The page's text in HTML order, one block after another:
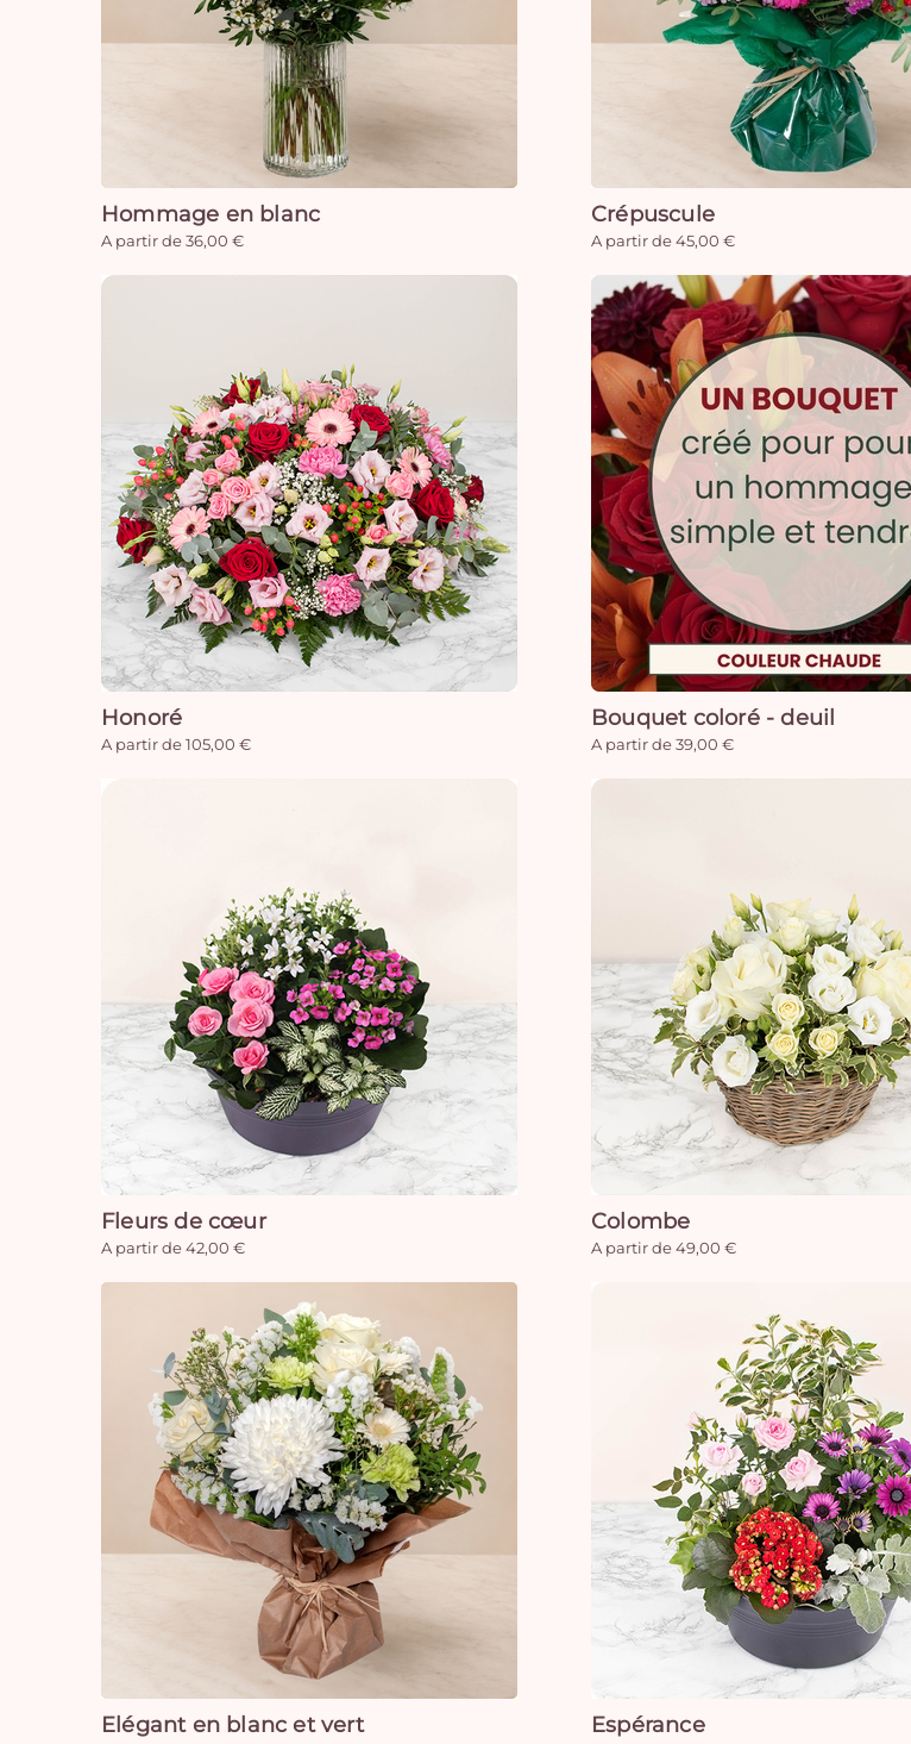
Hommage en blanc
A partir de 36,00 €
Crépuscule
A partir de 45,00 €
Honoré
A partir de 105,00 €
Bouquet coloré - deuil
A partir de 39,00 €
Fleurs de cœur
A partir de 42,00 €
Colombe
A partir de 49,00 €
Elégant en blanc et vert Espérance